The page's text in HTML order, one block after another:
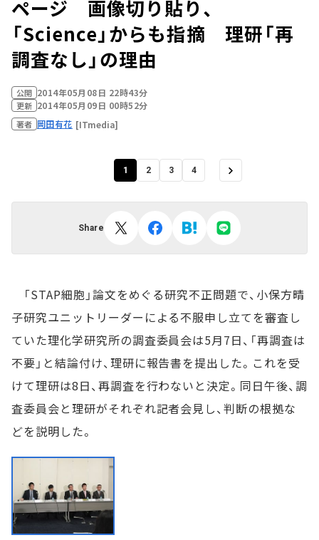
ページ 画像切り貼り、
「Science」からも指摘 理研「再
調査なし」の理由
公開 2014年05月08日 22時43分
更新 2014年05月09日 00時52分
著者 岡田有花 [ITmedia]
1 2 3 4
Share
「STAP細胞」論文をめぐる研究不正問題で、小保方晴
子研究ユニットリーダーによる不服申し立てを審査し
ていた理化学研究所の調査委員会は5月7日、「再調査は
不要」と結論付け、理研に報告書を提出した。これを受
けて理研は8日、再調査を行わないと決定。同日午後、調
査委員会と理研がそれぞれ記者会見し、判断の根拠な
どを説明した。